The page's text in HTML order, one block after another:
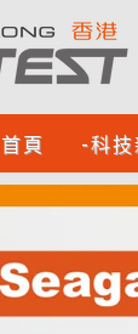
首頁 -科